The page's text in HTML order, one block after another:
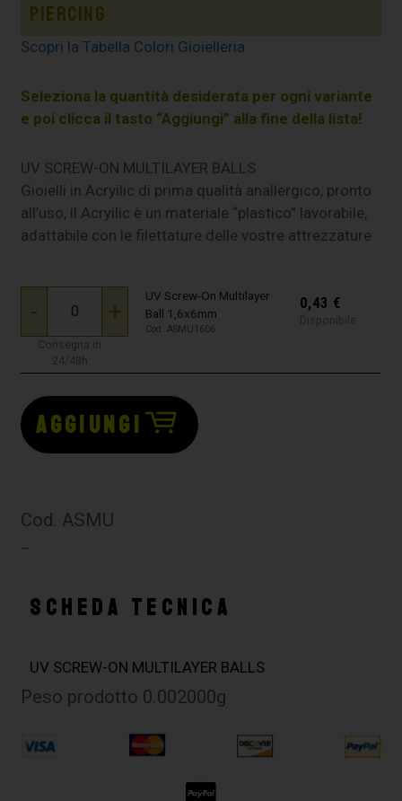
Piercing
Scopri la Tabella Colori Gioielleria
Seleziona la quantità desiderata per ogni variante
e poi clicca il tasto “Aggiungi” alla fine della lista!
UV SCREW-ON MULTILAYER BALLS
Gioielli in Acryilic di prima qualità anallergico, pronto
all’uso, il Acryilic è un materiale “plastico” lavorabile,
adattabile con le filettature delle vostre attrezzature
- +
Consegna in
24/48h
UV Screw-On Multilayer
Ball 1,6x6mm
Cod. ASMU1606
0,43 €
Disponibile
AGGIUNGI
Cod. ASMU
–
SCHEDA TECNICA
UV SCREW-ON MULTILAYER BALLS
Peso prodotto 0.002000g